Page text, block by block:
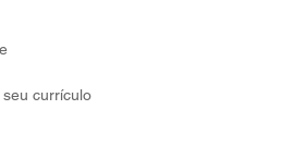
currículo